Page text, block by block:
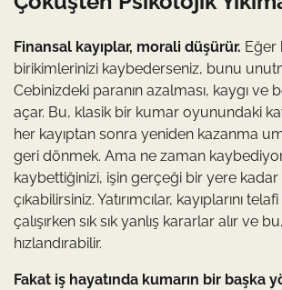
Finansal kayıplar, morali düşürür. Eğer
birikimlerinizi kaybederseniz, bunu
Cebinizdeki paranın azalması, kaygı ve
açar. Bu, klasik bir kumar oyunundaki
her kayıptan sonra yeniden kazanma
geri dönmek. Ama ne zaman
kaybettiğinizi, işin gerçeği bir yere kadar
çıkabilirsiniz. Yatırımcılar, kayıplarını
çalışırken sık sık yanlış kararlar alır ve
hızlandırabilir.
Fakat iş hayatında kumarın bir başka